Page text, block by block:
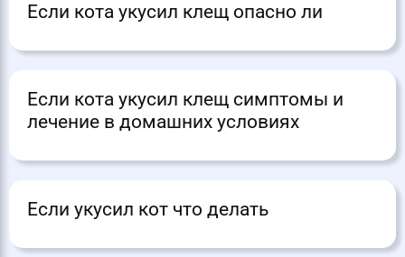
Если кота укусил клещ опасно ли
Если кота укусил клещ симптомы и
лечение в домашних условиях
Если укусил кот что делать